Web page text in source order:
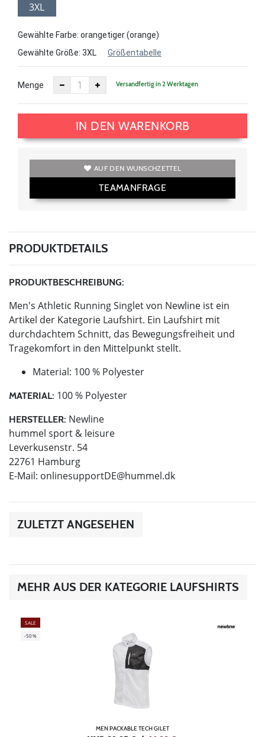
3XL
Gewählte Farbe: orangetiger (orange)
Gewählte Größe: 3XL Größentabelle
Menge Versandfertig in 2 Werktagen
IN DEN WARENKORB
AUF DEN WUNSCHZETTEL
TEAMANFRAGE
PRODUKTDETAILS
PRODUKTBESCHREIBUNG:
Men's Athletic Running Singlet von Newline ist ein
Artikel der Kategorie Laufshirt. Ein Laufshirt mit
durchdachtem Schnitt, das Bewegungsfreiheit und
Tragekomfort in den Mittelpunkt stellt.
Material: 100 % Polyester
MATERIAL: 100 % Polyester
HERSTELLER: Newline
hummel sport & leisure
Leverkusenstr. 54
22761 Hamburg
E-Mail: onlinesupportDE@hummel.dk
ZULETZT ANGESEHEN
MEHR AUS DER KATEGORIE LAUFSHIRTS
SALE
-50%
MEN PACKABLE TECH GILET